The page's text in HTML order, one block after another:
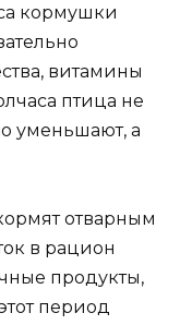
кормушки
витамины
птица не
уменьшают, а
отварным
в рацион
продукты,
период